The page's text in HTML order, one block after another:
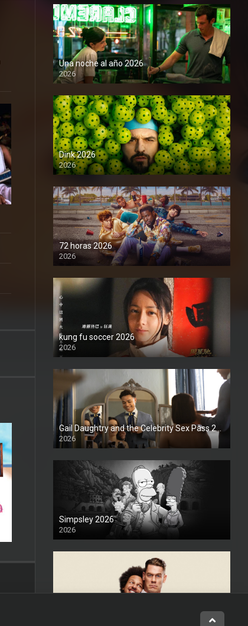
Una noche al año 2026
2026
1080P
Dink 2026
2026
1080P
72 horas 2026
2026
1080P
kung fu soccer 2026
2026
1080P
2026
1080P
Simpsley 2026
2026
1080P